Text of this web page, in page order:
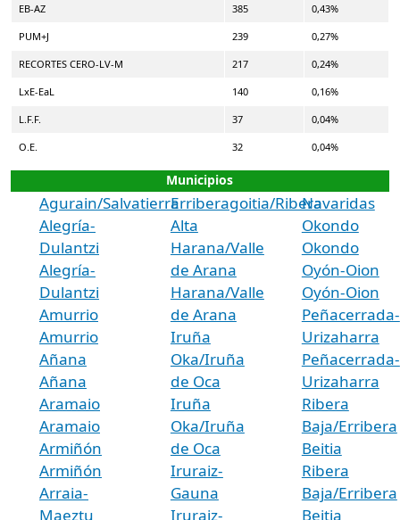
EB-AZ 385 0,43%
PUM+J 239 0,27%
RECORTES CERO-LV-M 217 0,24%
LxE-EaL 140 0,16%
L.F.F. 37 0,04%
O.E. 32 0,04%
Municipios
Agurain/Salvatierra
Alegría-
Dulantzi
Alegría-
Dulantzi
Amurrio
Amurrio
Añana
Añana
Aramaio
Aramaio
Armiñón
Armiñón
Arraia-
Maeztu
Erriberagoitia/Ribera
Alta
Harana/Valle
de Arana
Harana/Valle
de Arana
Iruña
Oka/Iruña
de Oca
Iruña
Oka/Iruña
de Oca
Iruraiz-
Gauna
Iruraiz-
Navaridas
Okondo
Okondo
Oyón-Oion
Oyón-Oion
Peñacerrada-
Urizaharra
Peñacerrada-
Urizaharra
Ribera
Baja/Erribera
Beitia
Ribera
Baja/Erribera
Beitia